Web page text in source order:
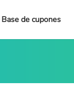
Base de cupones